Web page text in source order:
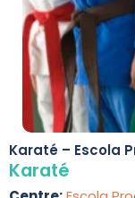
Karaté – Escola
Karaté